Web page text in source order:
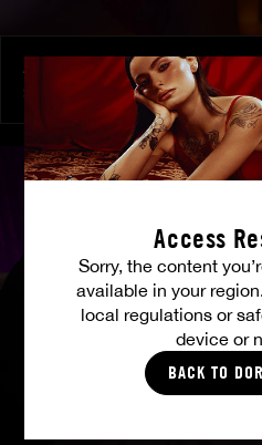
Access
Sorry, the content
available in your
local regulations or
device or
BACK TO
À ses ordres